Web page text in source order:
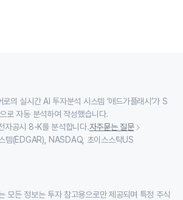
의 실시간 AI 투자분석 시스템 ‘애드가플래시’가 S
로 자동 분석하여 작성했습니다.
자공시 8-K를 분석합니다.자주묻는 질문
템(EDGAR), NASDAQ, 초이스스탁US
모든 정보는 투자 참고용으로만 제공되며 특정 주식